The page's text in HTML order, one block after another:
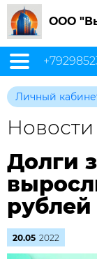
ООО
Личный
Долги
рублей
20.05 2022